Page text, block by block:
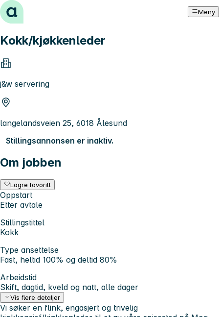
Hopp til innhold Meny
Kokk/kjøkkenleder
j&w servering
langelandsveien 25, 6018 Ålesund
Stillingsannonsen er inaktiv.
Om jobben
Lagre favoritt
Oppstart
Etter avtale
Stillingstittel
Kokk
Type ansettelse
Fast, heltid 100% og deltid 80%
Arbeidstid
Skift, dagtid, kveld og natt, alle dager
Vis flere detaljer
Vi søker en flink, engasjert og trivelig